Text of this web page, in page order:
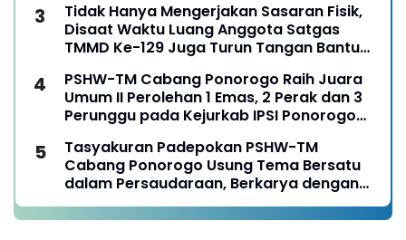
Tidak Hanya Mengerjakan Sasaran Fisik,
Disaat Waktu Luang Anggota Satgas
TMMD Ke-129 Juga Turun Tangan Bantu
PSHW-TM Cabang Ponorogo Raih Juara
Umum II Perolehan 1 Emas, 2 Perak dan 3
Perunggu pada Kejurkab IPSI Ponorogo
Tasyakuran Padepokan PSHW-TM
Cabang Ponorogo Usung Tema Bersatu
dalam Persaudaraan, Berkarya dengan
Keikhlasan dan Mengabdi dengan
Tanggungjawab